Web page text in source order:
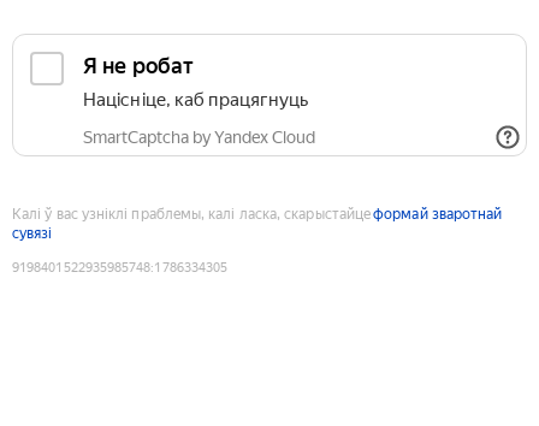
Я не робат
Націсніце, каб працягнуць
SmartCaptcha by Yandex Cloud
Калі ў вас узніклі праблемы, калі ласка, скарыстайцеформай зваротнай
сувязі
9198401522935985748:1786334305